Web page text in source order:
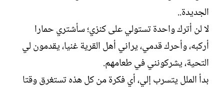
الجديدة..
لا لن أترك واحدة تستولي على كنزي؛ سأشتري حمارا
أركبه، وأحرك قدمي، يراني أهل القرية غنيا، يقدمون لي
التحية، يشركونني في طعامهم.
بدأ الملل يتسرب إلي، أي فكرة من كل هذه تستغرق وقتا